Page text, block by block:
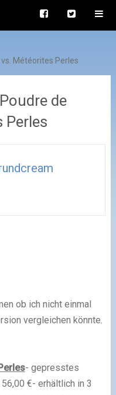
Météorites Perles
de
Perles
ob ich nicht einmal
vergleichen könnte.
- gepresstes
€- erhältlich in 3